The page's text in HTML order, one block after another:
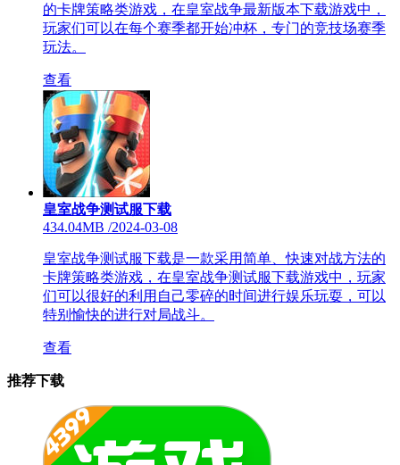
的卡牌策略类游戏，在皇室战争最新版本下载游戏中，
玩家们可以在每个赛季都开始冲杯，专门的竞技场赛季
玩法。
查看
皇室战争测试服下载
434.04MB /2024-03-08
皇室战争测试服下载是一款采用简单、快速对战方法的
卡牌策略类游戏，在皇室战争测试服下载游戏中，玩家
们可以很好的利用自己零碎的时间进行娱乐玩耍，可以
特别愉快的进行对局战斗。
查看
推荐下载